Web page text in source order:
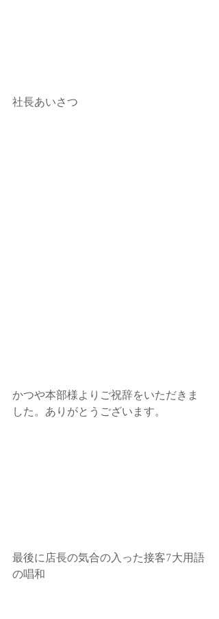
社長あいさつ
かつや本部様よりご祝辞をいただきま
した。ありがとうございます。
最後に店長の気合の入った接客7大用語
の唱和